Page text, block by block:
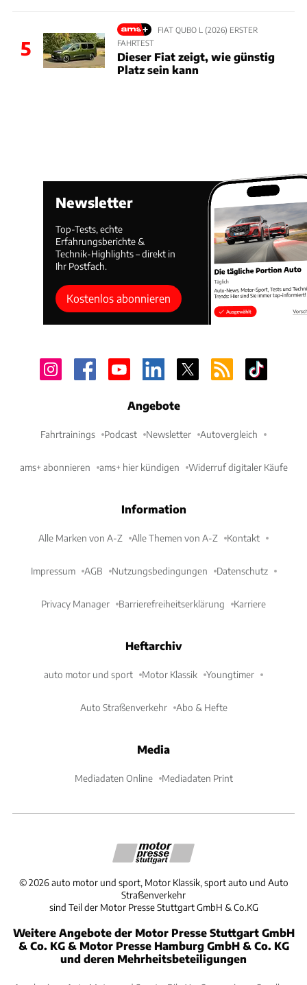
5
FIAT QUBO L (2026) ERSTER
FAHRTEST
Dieser Fiat zeigt, wie günstig
Platz sein kann
Newsletter
Top-Tests, echte
Erfahrungsberichte &
Technik-Highlights – direkt in
Ihr Postfach.
Kostenlos abonnieren
Angebote
Fahrtrainings Podcast Newsletter Autovergleich
ams+ abonnieren ams+ hier kündigen Widerruf digitaler Käufe
Information
Alle Marken von A-Z Alle Themen von A-Z Kontakt
Impressum AGB Nutzungsbedingungen Datenschutz
Privacy Manager Barrierefreiheitserklärung Karriere
Heftarchiv
auto motor und sport Motor Klassik Youngtimer
Auto Straßenverkehr Abo & Hefte
Media
Mediadaten Online Mediadaten Print
©2026 auto motor und sport, Motor Klassik, sport auto und Auto
Straßenverkehr
sind Teil der Motor Presse Stuttgart GmbH & Co.KG
Weitere Angebote der Motor Presse Stuttgart GmbH
& Co. KG & Motor Presse Hamburg GmbH & Co. KG
und deren Mehrheitsbeteiligungen